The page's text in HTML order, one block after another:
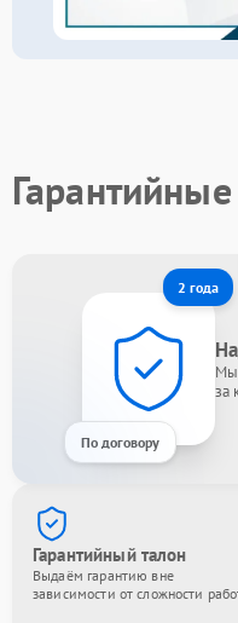
2 года
По договору
Мы
за
Гарантийный талон
Выдаём гарантию вне
зависимости от сложности